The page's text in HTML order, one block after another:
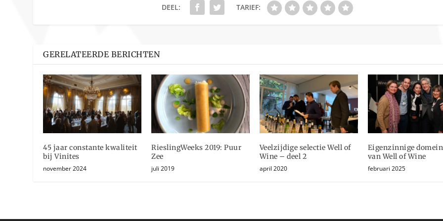
DEEL: TARIEF:
GERELATEERDE BERICHTEN
45 jaar constante kwaliteit
bij Vinites
november 2024
RieslingWeeks 2019: Puur
Zee
juli 2019
Veelzijdige selectie Well of
Wine – deel 2
april 2020
Eigenzinnige
van Well of Wine
februari 2025